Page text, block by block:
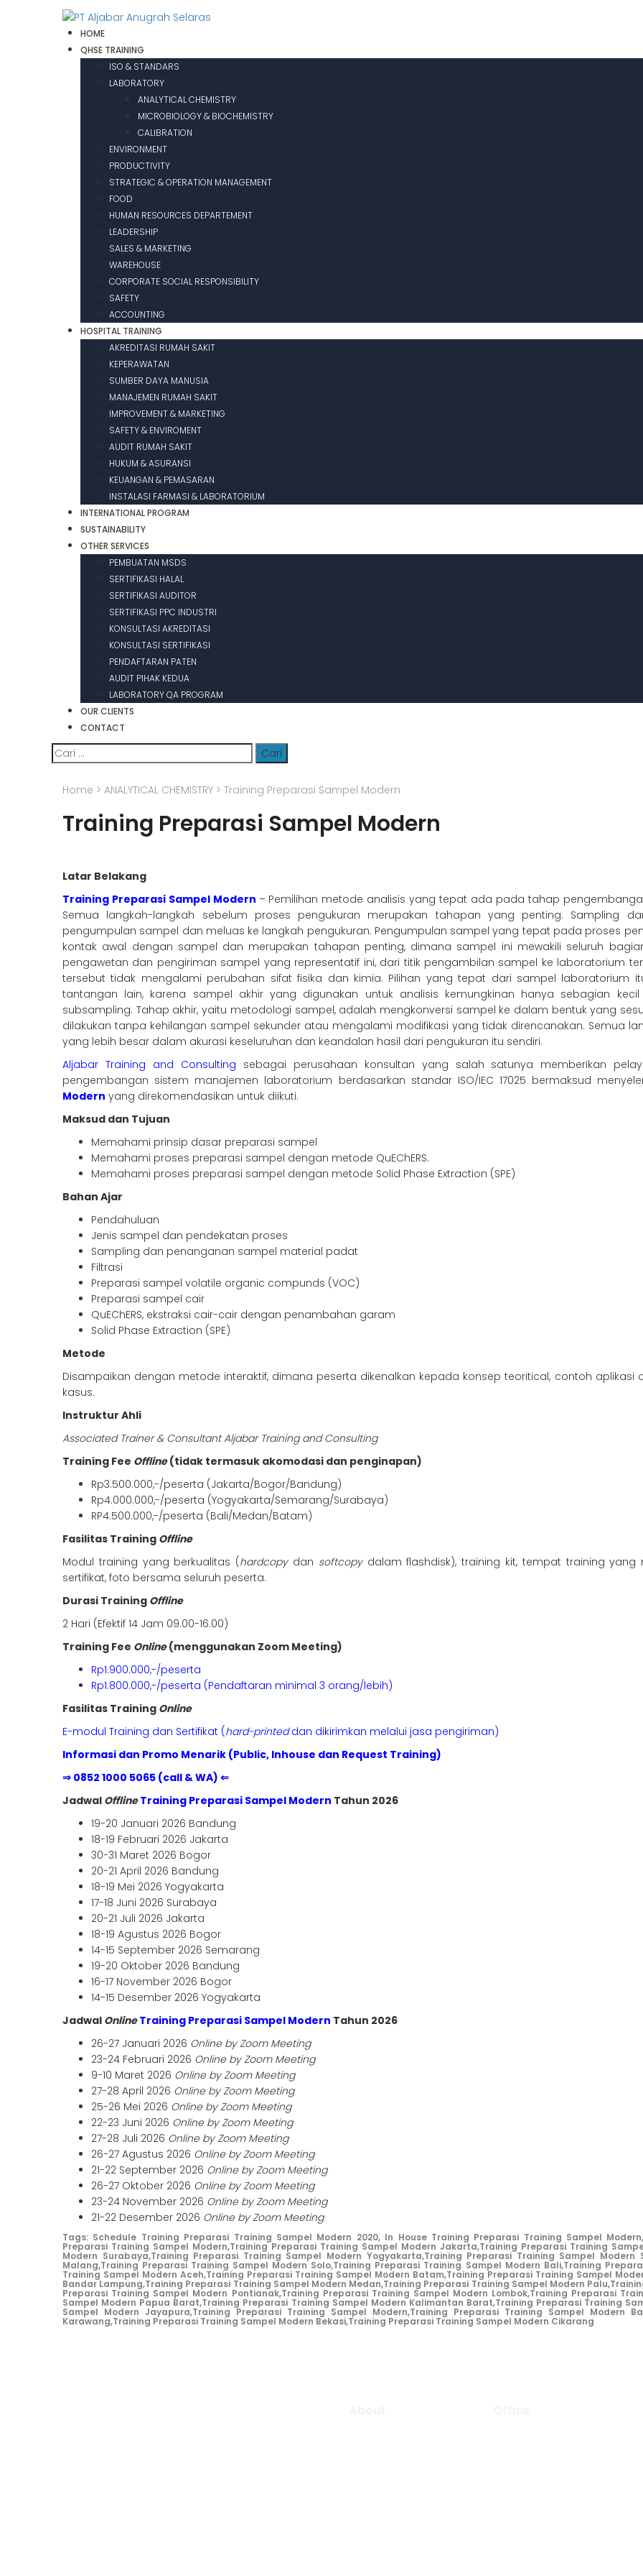
HOME
QHSE TRAINING
ISO & STANDARS
LABORATORY
ANALYTICAL CHEMISTRY
MICROBIOLOGY & BIOCHEMISTRY
CALIBRATION
ENVIRONMENT
PRODUCTIVITY
STRATEGIC & OPERATION MANAGEMENT
FOOD
HUMAN RESOURCES DEPARTEMENT
LEADERSHIP
SALES & MARKETING
WAREHOUSE
CORPORATE SOCIAL RESPONSIBILITY
SAFETY
ACCOUNTING
HOSPITAL TRAINING
AKREDITASI RUMAH SAKIT
KEPERAWATAN
SUMBER DAYA MANUSIA
MANAJEMEN RUMAH SAKIT
IMPROVEMENT & MARKETING
SAFETY & ENVIROMENT
AUDIT RUMAH SAKIT
HUKUM & ASURANSI
KEUANGAN & PEMASARAN
INSTALASI FARMASI & LABORATORIUM
INTERNATIONAL PROGRAM
SUSTAINABILITY
OTHER SERVICES
PEMBUATAN MSDS
SERTIFIKASI HALAL
SERTIFIKASI AUDITOR
SERTIFIKASI PPC INDUSTRI
KONSULTASI AKREDITASI
KONSULTASI SERTIFIKASI
PENDAFTARAN PATEN
AUDIT PIHAK KEDUA
LABORATORY QA PROGRAM
OUR CLIENTS
CONTACT
Cari
untuk:
Home > ANALYTICAL CHEMISTRY > Training Preparasi Sampel Modern
Training Preparasi Sampel Modern
Latar Belakang
Training Preparasi Sampel Modern – Pemilihan metode analisis yang tepat ada pada tahap
Semua langkah-langkah sebelum proses pengukuran merupakan tahapan yang penting. Sampling
pengumpulan sampel dan meluas ke langkah pengukuran. Pengumpulan sampel yang tepat pada proses
kontak awal dengan sampel dan merupakan tahapan penting, dimana sampel ini mewakili seluruh
pengawetan dan pengiriman sampel yang representatif ini, dari titik pengambilan sampel ke laboratorium
tersebut tidak mengalami perubahan sifat fisika dan kimia. Pilihan yang tepat dari sampel laboratorium
tantangan lain, karena sampel akhir yang digunakan untuk analisis kemungkinan hanya sebagian
subsampling. Tahap akhir, yaitu metodologi sampel, adalah mengkonversi sampel ke dalam bentuk yang
dilakukan tanpa kehilangan sampel sekunder atau mengalami modifikasi yang tidak direncanakan. Semua
yang lebih besar dalam akurasi keseluruhan dan keandalan hasil dari pengukuran itu sendiri.
Aljabar Training and Consulting sebagai perusahaan konsultan yang salah satunya memberikan
pengembangan sistem manajemen laboratorium berdasarkan standar ISO/IEC 17025 bermaksud
Modern yang direkomendasikan untuk diikuti.
Maksud dan Tujuan
Memahami prinsip dasar preparasi sampel
Memahami proses preparasi sampel dengan metode QuEChERS.
Memahami proses preparasi sampel dengan metode Solid Phase Extraction (SPE)
Bahan Ajar
Pendahuluan
Jenis sampel dan pendekatan proses
Sampling dan penanganan sampel material padat
Filtrasi
Preparasi sampel volatile organic compunds (VOC)
Preparasi sampel cair
QuEChERS, ekstraksi cair-cair dengan penambahan garam
Solid Phase Extraction (SPE)
Metode
Disampaikan dengan metode interaktif, dimana peserta dikenalkan kepada konsep teoritical, contoh aplikasi
kasus.
Instruktur Ahli
Associated Trainer & Consultant Aljabar Training and Consulting
Training Fee Offline(tidak termasuk akomodasi dan penginapan)
Rp3.500.000,-/peserta (Jakarta/Bogor/Bandung)
Rp4.000.000,-/peserta (Yogyakarta/Semarang/Surabaya)
RP4.500.000,-/peserta (Bali/Medan/Batam)
Fasilitas Training Offline
Modul training yang berkualitas (hardcopy dan softcopydalam flashdisk), training kit, tempat training
sertifikat, foto bersama seluruh peserta.
Durasi Training Offline
2 Hari (Efektif 14 Jam 09.00-16.00)
Training Fee Online(menggunakan Zoom Meeting)
Rp1.900.000,-/peserta
Rp1.800.000,-/peserta (Pendaftaran minimal 3 orang/lebih)
Fasilitas Training Online
E-modul Training dan Sertifikat (hard-printeddan dikirimkan melalui jasa pengiriman)
Informasi dan Promo Menarik (Public, Inhouse dan Request Training)
⇒ 0852 1000 5065 (call & WA) ⇐
Jadwal OfflineTraining Preparasi Sampel Modern Tahun 2026
19-20 Januari 2026 Bandung
18-19 Februari 2026 Jakarta
30-31 Maret 2026 Bogor
20-21 April 2026 Bandung
18-19 Mei 2026 Yogyakarta
17-18 Juni 2026 Surabaya
20-21 Juli 2026 Jakarta
18-19 Agustus 2026 Bogor
14-15 September 2026 Semarang
19-20 Oktober 2026 Bandung
16-17 November 2026 Bogor
14-15 Desember 2026 Yogyakarta
Jadwal Online Training Preparasi Sampel Modern Tahun 2026
26-27 Januari 2026 Online by Zoom Meeting
23-24 Februari 2026 Online by Zoom Meeting
9-10 Maret 2026 Online by Zoom Meeting
27-28 April 2026 Online by Zoom Meeting
25-26 Mei 2026 Online by Zoom Meeting
22-23 Juni 2026 Online by Zoom Meeting
27-28 Juli 2026 Online by Zoom Meeting
26-27 Agustus 2026 Online by Zoom Meeting
21-22 September 2026 Online by Zoom Meeting
26-27 Oktober 2026 Online by Zoom Meeting
23-24 November 2026 Online by Zoom Meeting
21-22 Desember 2026 Online by Zoom Meeting
Tags: Schedule Training Preparasi Training Sampel Modern 2020, In House Training Preparasi Training Sampel Modern,
Preparasi Training Sampel Modern,Training Preparasi Training Sampel Modern Jakarta,Training Preparasi Training
Modern Surabaya,Training Preparasi Training Sampel Modern Yogyakarta,Training Preparasi Training Sampel Modern
Malang,Training Preparasi Training Sampel Modern Solo,Training Preparasi Training Sampel Modern Bali,Training
Training Sampel Modern Aceh,Training Preparasi Training Sampel Modern Batam,Training Preparasi Training Sampel
Bandar Lampung,Training Preparasi Training Sampel Modern Medan,Training Preparasi Training Sampel Modern Palu,
Preparasi Training Sampel Modern Pontianak,Training Preparasi Training Sampel Modern Lombok,Training Preparasi
Sampel Modern Papua Barat,Training Preparasi Training Sampel Modern Kalimantan Barat,Training Preparasi Training
Sampel Modern Jayapura,Training Preparasi Training Sampel Modern,Training Preparasi Training Sampel Modern
Karawang,Training Preparasi Training Sampel Modern Bekasi,Training Preparasi Training Sampel Modern Cikarang